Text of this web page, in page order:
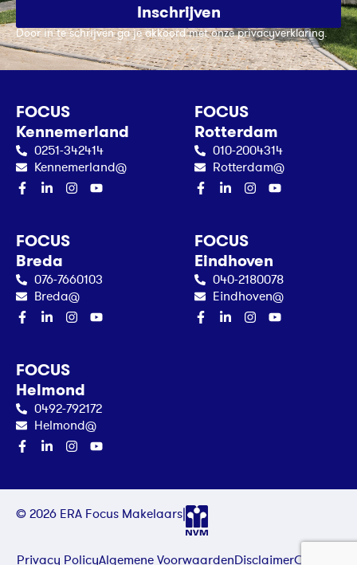
Inschrijven
Door in te schrijven ga je akkoord met onze privacyverklaring.
FOCUS
Kennemerland
0251-342414
Kennemerland@
FOCUS
Rotterdam
010-2004314
Rotterdam@
FOCUS
Breda
076-7660103
Breda@
FOCUS
Eindhoven
040-2180078
Eindhoven@
FOCUS
Helmond
0492-792172
Helmond@
© 2026 ERA Focus Makelaars|
Privacy PolicyAlgemene VoorwaardenDisclaimerContact